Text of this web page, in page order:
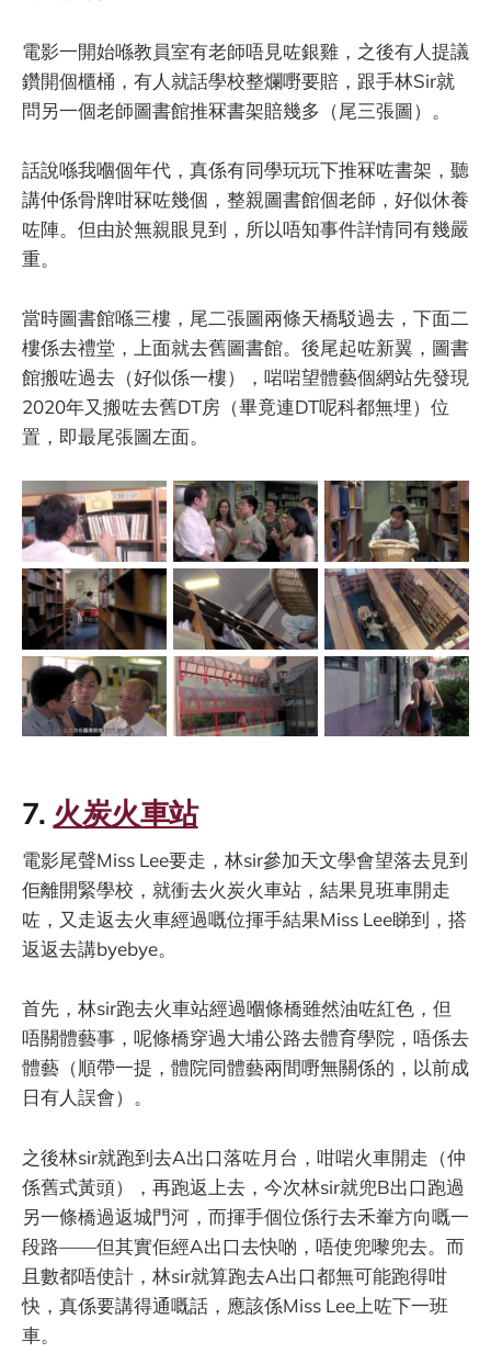
電影一開始喺教員室有老師唔見咗銀雞，之後有人提議
鑽開個櫃桶，有人就話學校整爛嘢要賠，跟手林Sir就
問另一個老師圖書館推冧書架賠幾多（尾三張圖）。
話說喺我嗰個年代，真係有同學玩玩下推冧咗書架，聽
講仲係骨牌咁冧咗幾個，整親圖書館個老師，好似休養
咗陣。但由於無親眼見到，所以唔知事件詳情同有幾嚴
重。
當時圖書館喺三樓，尾二張圖兩條天橋駁過去，下面二
樓係去禮堂，上面就去舊圖書館。後尾起咗新翼，圖書
館搬咗過去（好似係一樓），啱啱望體藝個網站先發現
2020年又搬咗去舊DT房（畢竟連DT呢科都無埋）位
置，即最尾張圖左面。
7. 火炭火車站
電影尾聲Miss Lee要走，林sir參加天文學會望落去見到
佢離開緊學校，就衝去火炭火車站，結果見班車開走
咗，又走返去火車經過嘅位揮手結果Miss Lee睇到，搭
返返去講byebye。
首先，林sir跑去火車站經過嗰條橋雖然油咗紅色，但
唔關體藝事，呢條橋穿過大埔公路去體育學院，唔係去
體藝（順帶一提，體院同體藝兩間嘢無關係的，以前成
日有人誤會）。
之後林sir就跑到去A出口落咗月台，咁啱火車開走（仲
係舊式黃頭），再跑返上去，今次林sir就兜B出口跑過
另一條橋過返城門河，而揮手個位係行去禾輋方向嘅一
段路——但其實佢經A出口去快啲，唔使兜嚟兜去。而
且數都唔使計，林sir就算跑去A出口都無可能跑得咁
快，真係要講得通嘅話，應該係Miss Lee上咗下一班
車。